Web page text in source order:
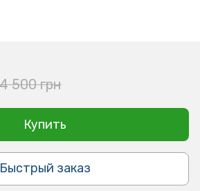
4 500 грн
Купить
Быстрый заказ